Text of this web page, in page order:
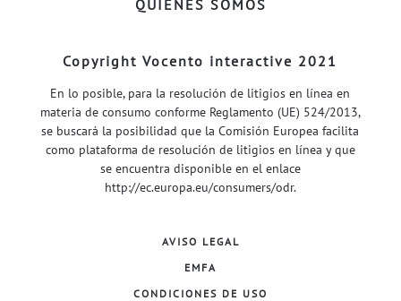
QUIÉNES SOMOS
Copyright Vocento interactive 2021
En lo posible, para la resolución de litigios en línea en
materia de consumo conforme Reglamento (UE) 524/2013,
se buscará la posibilidad que la Comisión Europea facilita
como plataforma de resolución de litigios en línea y que
se encuentra disponible en el enlace
http://ec.europa.eu/consumers/odr.
AVISO LEGAL
EMFA
CONDICIONES DE USO